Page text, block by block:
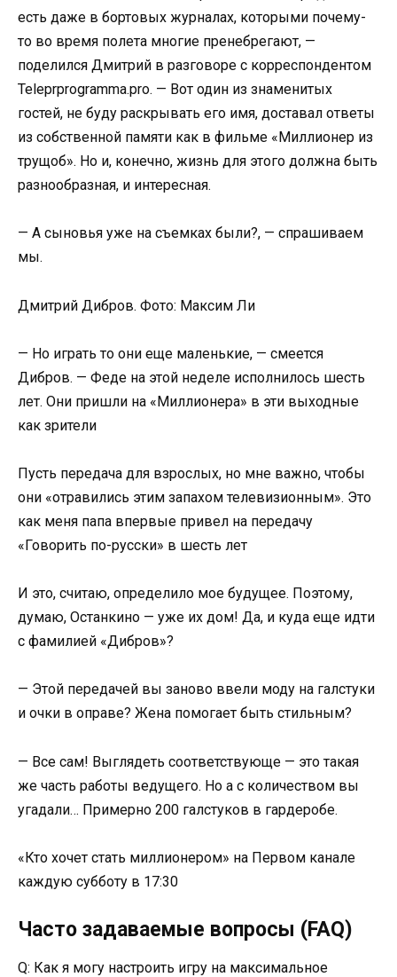
есть даже в бортовых журналах, которыми почему-
то во время полета многие пренебрегают, —
поделился Дмитрий в разговоре с корреспондентом
Teleprprogramma.pro. — Вот один из знаменитых
гостей, не буду раскрывать его имя, доставал ответы
из собственной памяти как в фильме «Миллионер из
трущоб». Но и, конечно, жизнь для этого должна быть
разнообразная, и интересная.
— А сыновья уже на съемках были?, — спрашиваем
мы.
Дмитрий Дибров. Фото: Максим Ли
— Но играть то они еще маленькие, — смеется
Дибров. — Феде на этой неделе исполнилось шесть
лет. Они пришли на «Миллионера» в эти выходные
как зрители
Пусть передача для взрослых, но мне важно, чтобы
они «отравились этим запахом телевизионным». Это
как меня папа впервые привел на передачу
«Говорить по-русски» в шесть лет
И это, считаю, определило мое будущее. Поэтому,
думаю, Останкино — уже их дом! Да, и куда еще идти
с фамилией «Дибров»?
— Этой передачей вы заново ввели моду на галстуки
и очки в оправе? Жена помогает быть стильным?
— Все сам! Выглядеть соответствующе — это такая
же часть работы ведущего. Но а с количеством вы
угадали… Примерно 200 галстуков в гардеробе.
«Кто хочет стать миллионером» на Первом канале
каждую субботу в 17:30
Часто задаваемые вопросы (FAQ)
Q: Как я могу настроить игру на максимальное